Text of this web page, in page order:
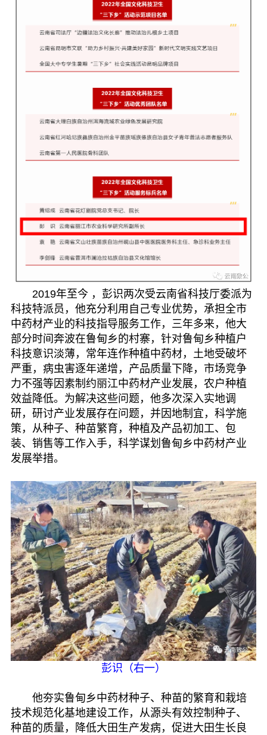
2019年至今 ，彭识两次受云南省科技厅委派为
科技特派员，他充分利用自己专业优势，承担全市
中药材产业的科技指导服务工作，三年多来，他大
部分时间奔波在鲁甸乡的村寨，针对鲁甸乡种植户
科技意识淡薄，常年连作种植中药材，土地受破坏
严重，病虫害逐年递增，产品质量下降，市场竞争
力不强等因素制约丽江中药材产业发展，农户种植
效益降低。为解决这些问题，他多次深入实地调
研，研讨产业发展存在问题，并因地制宜，科学施
策，从种子、种苗繁育，种植及产品初加工、包
装、销售等工作入手，科学谋划鲁甸乡中药材产业
发展举措。
彭识（右一）
他夯实鲁甸乡中药材种子、种苗的繁育和栽培
技术规范化基地建设工作，从源头有效控制种子、
种苗的质量，降低大田生产发病，促进大田生长良